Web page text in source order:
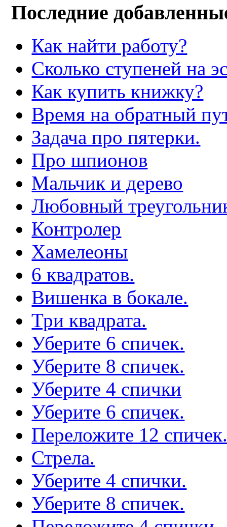
Последние
Как найти работу?
Сколько ступеней на
Как купить книжку?
Время на обратный
Задача про пятерки.
Про шпионов
Мальчик и дерево
Любовный
Контролер
Хамелеоны
6 квадратов.
Вишенка в бокале.
Три квадрата.
Уберите 6 спичек.
Уберите 8 спичек.
Уберите 4 спички
Уберите 6 спичек.
Переложите 12
Стрела.
Уберите 4 спички.
Уберите 8 спичек.